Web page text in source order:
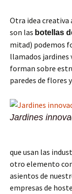
Otra idea creativa
son las botellas
mitad) podemos
llamados jardines
forman sobre
paredes de flores
Jardines
que usan las
otro elemento
asientos de
empresas de